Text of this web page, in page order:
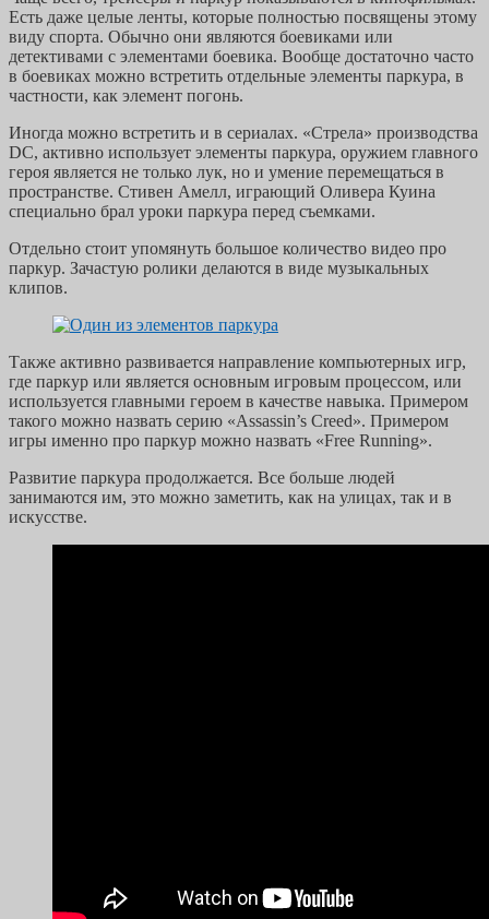
Есть даже целые ленты, которые полностью посвящены этому
виду спорта. Обычно они являются боевиками или
детективами с элементами боевика. Вообще достаточно часто
в боевиках можно встретить отдельные элементы паркура, в
частности, как элемент погонь.
Иногда можно встретить и в сериалах. «Стрела» производства
DC, активно использует элементы паркура, оружием главного
героя является не только лук, но и умение перемещаться в
пространстве. Стивен Амелл, играющий Оливера Куина
специально брал уроки паркура перед съемками.
Отдельно стоит упомянуть большое количество видео про
паркур. Зачастую ролики делаются в виде музыкальных
клипов.
Также активно развивается направление компьютерных игр,
где паркур или является основным игровым процессом, или
используется главными героем в качестве навыка. Примером
такого можно назвать серию «Assassin’s Creed». Примером
игры именно про паркур можно назвать «Free Running».
Развитие паркура продолжается. Все больше людей
занимаются им, это можно заметить, как на улицах, так и в
искусстве.